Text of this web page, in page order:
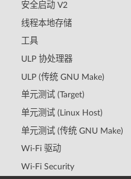
安全启动 V2
线程本地存储
工具
ULP 协处理器
ULP (传统 GNU Make)
单元测试 (Target)
单元测试 (Linux Host)
单元测试 (传统 GNU Make)
Wi-Fi 驱动
Wi-Fi Security